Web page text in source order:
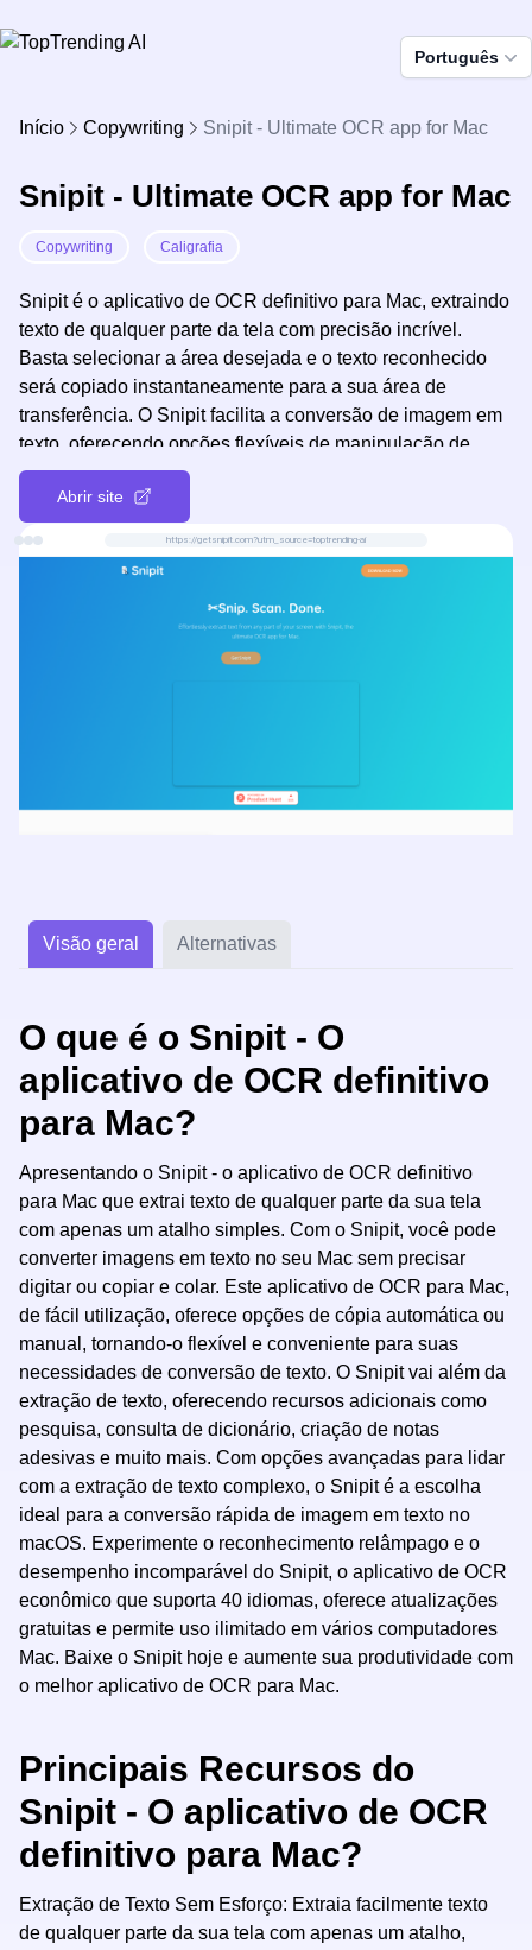
Português
Início Copywriting Snipit - Ultimate OCR app for Mac
Snipit - Ultimate OCR app for Mac
Copywriting Caligrafia
Snipit é o aplicativo de OCR definitivo para Mac, extraindo
texto de qualquer parte da tela com precisão incrível.
Basta selecionar a área desejada e o texto reconhecido
será copiado instantaneamente para a sua área de
transferência. O Snipit facilita a conversão de imagem em
texto, oferecendo opções flexíveis de manipulação de
texto e integração perfeita com o Spotlight, Safari e muito
mais.Abrir site
https://getsnipit.com?utm_source=toptrending-ai
Visão geral Alternativas
O que é o Snipit - O
aplicativo de OCR definitivo
para Mac?
Apresentando o Snipit - o aplicativo de OCR definitivo
para Mac que extrai texto de qualquer parte da sua tela
com apenas um atalho simples. Com o Snipit, você pode
converter imagens em texto no seu Mac sem precisar
digitar ou copiar e colar. Este aplicativo de OCR para Mac,
de fácil utilização, oferece opções de cópia automática ou
manual, tornando-o flexível e conveniente para suas
necessidades de conversão de texto. O Snipit vai além da
extração de texto, oferecendo recursos adicionais como
pesquisa, consulta de dicionário, criação de notas
adesivas e muito mais. Com opções avançadas para lidar
com a extração de texto complexo, o Snipit é a escolha
ideal para a conversão rápida de imagem em texto no
macOS. Experimente o reconhecimento relâmpago e o
desempenho incomparável do Snipit, o aplicativo de OCR
econômico que suporta 40 idiomas, oferece atualizações
gratuitas e permite uso ilimitado em vários computadores
Mac. Baixe o Snipit hoje e aumente sua produtividade com
o melhor aplicativo de OCR para Mac.
Principais Recursos do
Snipit - O aplicativo de OCR
definitivo para Mac?
Extração de Texto Sem Esforço: Extraia facilmente texto
de qualquer parte da sua tela com apenas um atalho,